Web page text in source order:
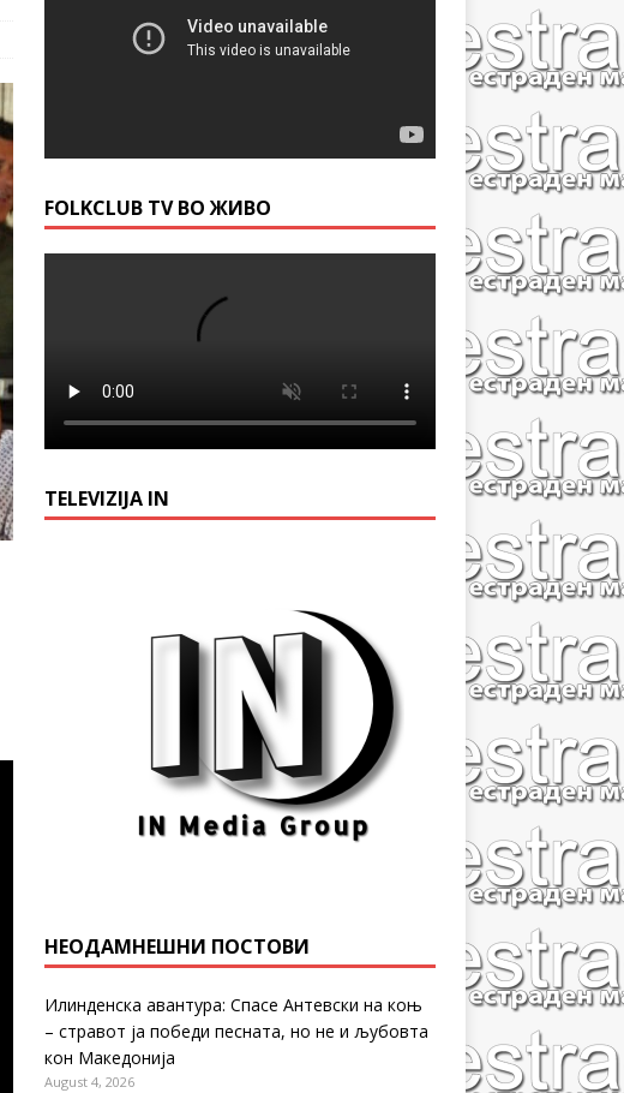
FOLKCLUB TV ВО ЖИВО
TELEVIZIJA IN
НЕОДАМНЕШНИ ПОСТОВИ
Илинденска авантура: Спасе Антевски на коњ
– стравот ја победи песната, но не и љубовта
кон Македонија
August 4, 2026